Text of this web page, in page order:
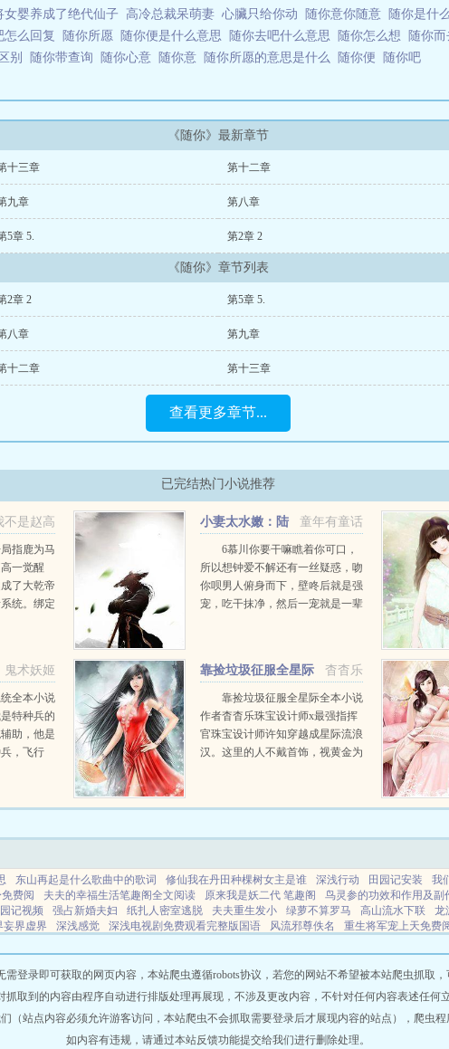
婴养成了绝代仙子 高冷总裁呆萌妻 心臟只给你动 随你意你随意 随你是什
怎么回复 随你所愿 随你便是什么意思 随你去吧什么意思 随你怎么想 随你
别 随你带查询 随你心意 随你意 随你所愿的意思是什么 随你便 随你吧
《随你》最新章节
十三章 第十二章
九章 第八章
5章 5. 第2章 2
《随你》章节列表
2章 2 第5章 5.
八章 第九章
十二章 第十三章
查看更多章节...
已完结热门小说推荐
不是赵高
指鹿为马
一觉醒
了大乾帝
统。绑定
童年有童话
小妻太水嫩：陆
教授花式宠
6慕川你要干嘛瞧着你可口，
所以想钟爱不解还有一丝疑惑，吻
你呗男人俯身而下，壁咚后就是强
宠，吃干抹净，然后一宠就是一辈
鬼术妖姬
全本小说
特种兵的
助，他是
，飞行
杳杳乐
靠捡垃圾征服全星际
靠捡垃圾征服全星际全本小说
作者杳杳乐珠宝设计师x最强指挥
官珠宝设计师许知穿越成星际流浪
汉。这里的人不戴首饰，视黄金为
级能力光宗耀祖，把...
东山再起是什么歌曲中的歌词 修仙我在丹田种棵树女主是谁 深浅行动 田园记安装 我
费阅 夫夫的幸福生活笔趣阁全文阅读 原来我是妖二代 笔趣阁 鸟灵参的功效和作用及副
记视频 强占新婚夫妇 纸扎人密室逃脱 夫夫重生发小 绿萝不算罗马 高山流水下联 龙
妄界虚界 深浅感觉 深浅电视剧免费观看完整版国语 风流邪尊佚名 重生将军宠上天免费
我很好那么你呢歌词 末日求生安装 王爷求子 北境小说 看看小说 博雅小说 天木小说
瑞森小说 麦片小说 锦竹小说 森南小说 森润小说 皇冠小说 光程小说 甘蔗小说
深虹小说 绯润小说 幻想星小说 古读小说 墨竹小说 灵润小说 瑞白小说 鳄霸小说
登录即可获取的网页内容，本站爬虫遵循robots协议，若您的网站不希望被本站爬虫抓取，
抓取到的内容由程序自动进行排版处理再展现，不涉及更改内容，不针对任何内容表述任何立
（站点内容必须允许游客访问，本站爬虫不会抓取需要登录后才展现内容的站点），爬虫程
如内容有违规，请通过本站反馈功能提交给我们进行删除处理。